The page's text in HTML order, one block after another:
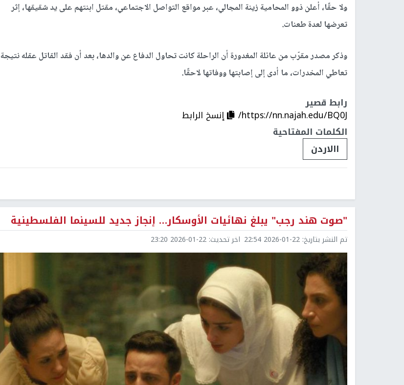
ولا حقًا، أعلن ذوو المحامية زينة المجالي، عبر مواقع التواصل الاجتماعي، مقتل ابنتهم على يد شقيقها، إثر
تعرضها لعدة طعنات.
وذكر مصدر مقرّب من عائلة المغدورة أن الراحلة كانت تحاول الدفاع عن والدها، بعد أن فقد القاتل عقله نتيجة
تعاطي المخدرات، ما أدى إلى إصابتها ووفاتها لاحقًا.
رابط قصير
https://nn.najah.edu/BQ0J/
إنسخ الرابط
الكلمات المفتاحية
االاردن
"صوت هند رجب" يبلغ نهائيات الأوسكار… إنجاز جديد للسينما الفلسطينية
تم النشر بتاريخ: 2026-01-22 22:54 اخر تحديث: 2026-01-22 23:20